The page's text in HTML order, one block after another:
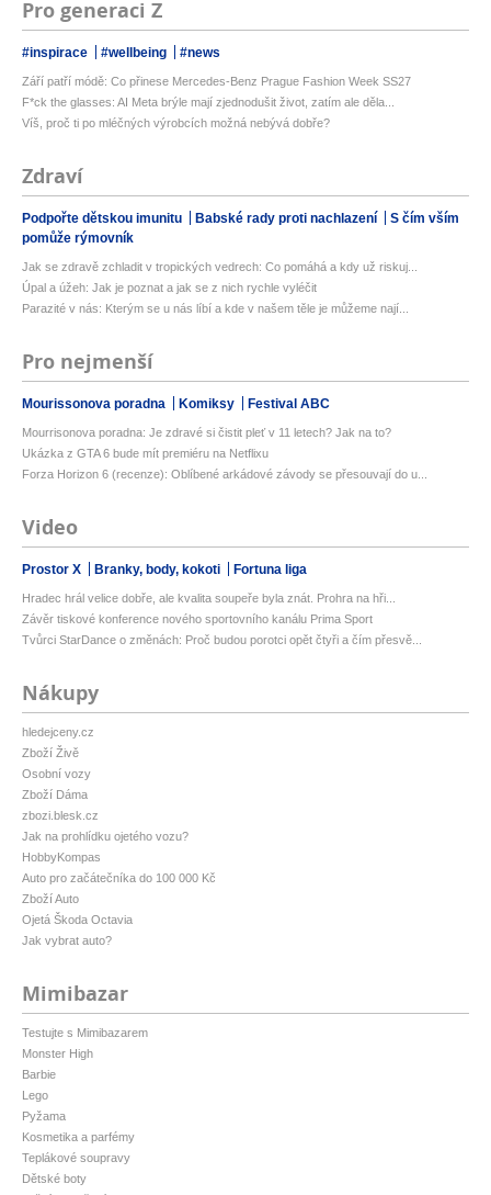
Pro generaci Z
#inspirace #wellbeing #news
Září patří módě: Co přinese Mercedes-Benz Prague Fashion Week SS27
F*ck the glasses: AI Meta brýle mají zjednodušit život, zatím ale děla...
Víš, proč ti po mléčných výrobcích možná nebývá dobře?
Zdraví
Podpořte dětskou imunitu Babské rady proti nachlazení
S čím vším
pomůže rýmovník
Jak se zdravě zchladit v tropických vedrech: Co pomáhá a kdy už riskuj...
Úpal a úžeh: Jak je poznat a jak se z nich rychle vyléčit
Parazité v nás: Kterým se u nás líbí a kde v našem těle je můžeme nají...
Pro nejmenší
Mourissonova poradna Komiksy Festival ABC
Mourrisonova poradna: Je zdravé si čistit pleť v 11 letech? Jak na to?
Ukázka z GTA 6 bude mít premiéru na Netflixu
Forza Horizon 6 (recenze): Oblíbené arkádové závody se přesouvají do u...
Video
Prostor X Branky, body, kokoti Fortuna liga
Hradec hrál velice dobře, ale kvalita soupeře byla znát. Prohra na hři...
Závěr tiskové konference nového sportovního kanálu Prima Sport
Tvůrci StarDance o změnách: Proč budou porotci opět čtyři a čím přesvě...
Nákupy
hledejceny.cz
Zboží Živě
Osobní vozy
Zboží Dáma
zbozi.blesk.cz
Jak na prohlídku ojetého vozu?
HobbyKompas
Auto pro začátečníka do 100 000 Kč
Zboží Auto
Ojetá Škoda Octavia
Jak vybrat auto?
Mimibazar
Testujte s Mimibazarem
Monster High
Barbie
Lego
Pyžama
Kosmetika a parfémy
Teplákové soupravy
Dětské boty